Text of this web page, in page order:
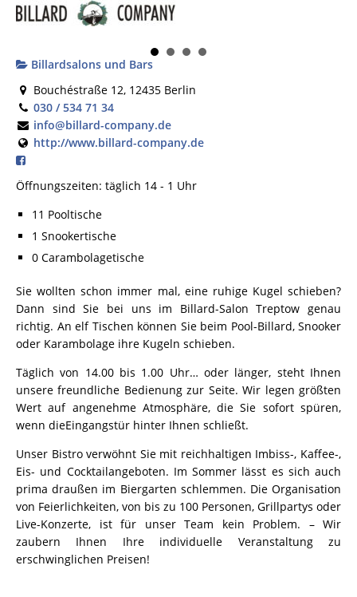
Billardsalons und Bars
Bouchéstraße 12, 12435 Berlin
030 / 534 71 34
info@billard-company.de
http://www.billard-company.de
Öffnungszeiten: täglich 14 - 1 Uhr
11 Pooltische
1 Snookertische
0 Carambolagetische
Sie wollten schon immer mal, eine ruhige Kugel schieben?
Dann sind Sie bei uns im Billard-Salon Treptow genau
richtig. An elf Tischen können Sie beim Pool-Billard, Snooker
oder Karambolage ihre Kugeln schieben.
Täglich von 14.00 bis 1.00 Uhr… oder länger, steht Ihnen
unsere freundliche Bedienung zur Seite. Wir legen größten
Wert auf angenehme Atmosphäre, die Sie sofort spüren,
wenn dieEingangstür hinter Ihnen schließt.
Unser Bistro verwöhnt Sie mit reichhaltigen Imbiss-, Kaffee-,
Eis- und Cocktailangeboten. Im Sommer lässt es sich auch
prima draußen im Biergarten schlemmen. Die Organisation
von Feierlichkeiten, von bis zu 100 Personen, Grillpartys oder
Live-Konzerte, ist für unser Team kein Problem. – Wir
zaubern Ihnen Ihre individuelle Veranstaltung zu
erschwinglichen Preisen!